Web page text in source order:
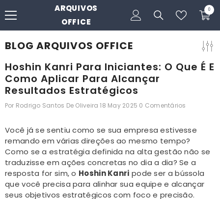
PULAR PARA O CONTEÚDO
ARQUIVOS
OFFICE
00
itens
BLOG ARQUIVOS OFFICE
Hoshin Kanri Para Iniciantes: O Que É E
Como Aplicar Para Alcançar
Resultados Estratégicos
Por Rodrigo Santos De Oliveira 18 May 2025 0 Comentários
Você já se sentiu como se sua empresa estivesse
remando em várias direções ao mesmo tempo?
Como se a estratégia definida na alta gestão não se
traduzisse em ações concretas no dia a dia? Se a
resposta for sim, o Hoshin Kanri pode ser a bússola
que você precisa para alinhar sua equipe e alcançar
seus objetivos estratégicos com foco e precisão.